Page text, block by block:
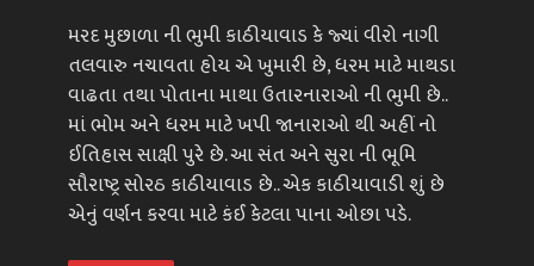
મરદ મુછાળા ની ભુમી કાઠીયાવાડ કે જ્યાં વીરો નાગી
તલવારુ નચાવતા હોય એ ખુમારી છે, ધરમ માટે માથડા
વાઢતા તથા પોતાના માથા ઉતારનારાઓ ની ભુમી છે..
માં ભોમ અને ધરમ માટે ખપી જાનારાઓ થી અહીં નો
ઈતિહાસ સાક્ષી પુરે છે. આ સંત અને સુરા ની ભૂમિ
સૌરાષ્ટ્ર સોરઠ કાઠીયાવાડ છે.. એક કાઠીયાવાડી શું છે
એનું વર્ણન કરવા માટે કંઈ કેટલા પાના ઓછા પડે.